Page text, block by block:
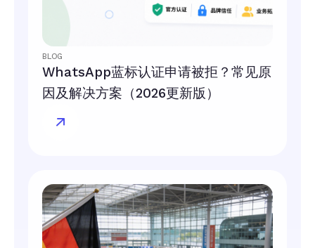
BLOG
WhatsApp蓝标认证申请被拒？常见原
因及解决方案（2026更新版）